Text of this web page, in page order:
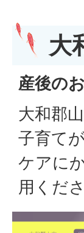
大
産後の
大和郡
子育て
ケアに
用くださ